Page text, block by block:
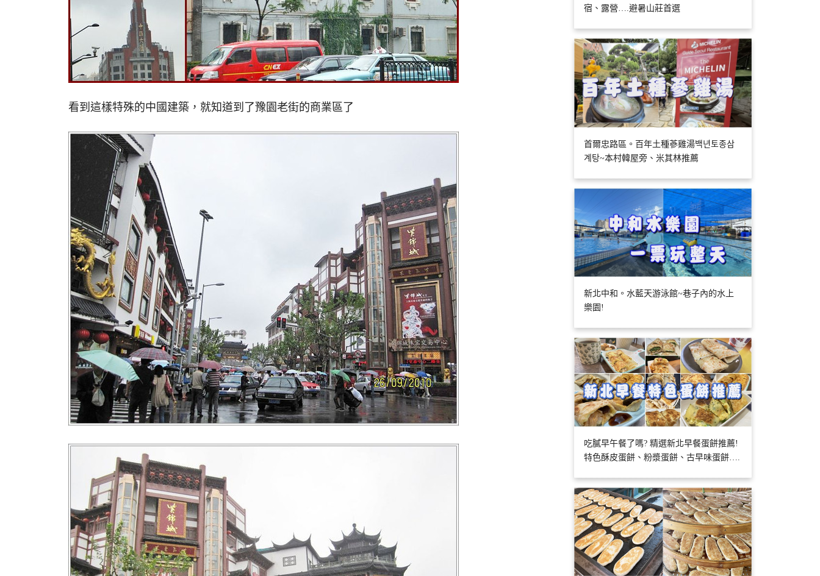
看到這樣特殊的中國建築，就知道到了豫園老街的商業區了
宿、露營….避暑山莊首選
首爾忠路區。百年土種蔘雞湯백년토종삼
계탕~本村韓屋旁、米其林推薦
新北中和。水藍天游泳館~巷子內的水上
樂園!
吃膩早午餐了嗎? 精選新北早餐蛋餅推薦!
特色酥皮蛋餅、粉漿蛋餅、古早味蛋餅….